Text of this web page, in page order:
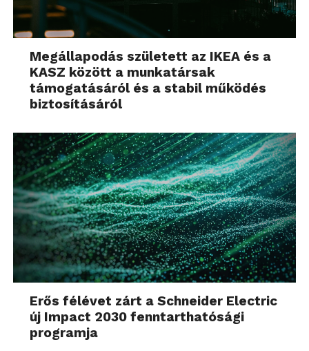
Megállapodás született az IKEA és a
KASZ között a munkatársak
támogatásáról és a stabil működés
biztosításáról
Erős félévet zárt a Schneider Electric
új Impact 2030 fenntarthatósági
programja